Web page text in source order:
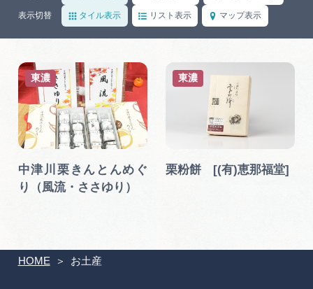
岐阜県観光データベース
旅行会社・観光事業者の皆様へ
フォトライブラリー
動画ライブラリー
HOME お土産
表示切替 タイル表示 リスト表示 マップ表示
中津川栗きんとんめぐ
り（風流・ささゆり）
東濃
栗粉餅 [(有)恵那福堂]
東濃